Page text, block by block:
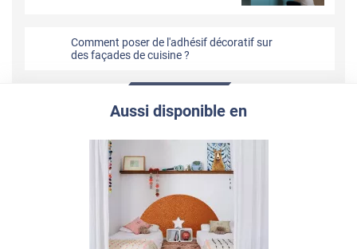
Comment poser de l'adhésif décoratif sur
des façades de cuisine ?
Aussi disponible en